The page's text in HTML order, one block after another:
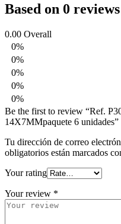
Based on 0 reviews
0.00 Overall
0%
0%
0%
0%
0%
Be the first to review “Ref.
14X7MMpaquete 6 unidades”
Tu dirección de correo
obligatorios están marcados
Your rating
Your review *